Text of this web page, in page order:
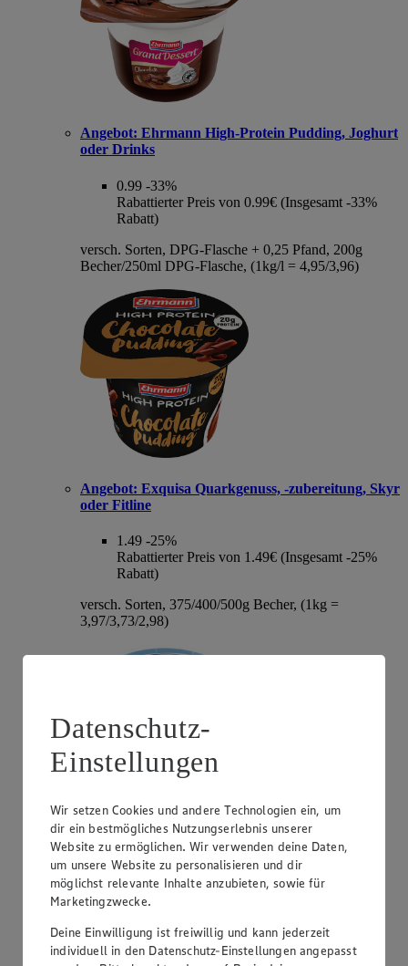
Angebot: Ehrmann High-Protein Pudding, Joghurt
oder Drinks
0.99 -33%
Rabattierter Preis von 0.99€ (Insgesamt -33%
Rabatt)
versch. Sorten, DPG-Flasche + 0,25 Pfand, 200g
Becher/250ml DPG-Flasche, (1kg/l = 4,95/3,96)
Angebot: Exquisa Quarkgenuss, -zubereitung, Skyr
oder Fitline
1.49 -25%
Rabattierter Preis von 1.49€ (Insgesamt -25%
Rabatt)
versch. Sorten, 375/400/500g Becher, (1kg =
3,97/3,73/2,98)
Angebot:Hochland Patros
1.79 -40%
Rabattierter Preis von 1.79€ (Insgesamt -40%
griech. Weißkäse, versch. Sorten und Fettstufen,
140/150/180g Packung, (1kg = 12,79/11,93/9,94)
Datenschutz-
Einstellungen
Wir setzen Cookies und andere Technologien ein, um
dir ein bestmögliches Nutzungserlebnis unserer
Website zu ermöglichen. Wir verwenden deine Daten,
um unsere Website zu personalisieren und dir
möglichst relevante Inhalte anzubieten, sowie für
Marketingzwecke.
Deine Einwilligung ist freiwillig und kann jederzeit
individuell in den Datenschutz-Einstellungen angepasst